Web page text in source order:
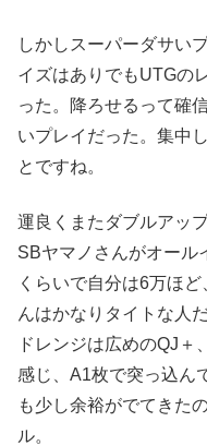
しかしスーパーダサい
イズはありでもUTGの
った。降ろせるって確
いプレイだった。集中
とですね。
運良くまたダブルアッ
SBヤマノさんがオール
くらいで自分は6万ほ
んはかなりタイトな人
ドレンジは広めのQJ＋
感じ、A1枚で突っ込ん
も少し余裕がでてきた
ル。